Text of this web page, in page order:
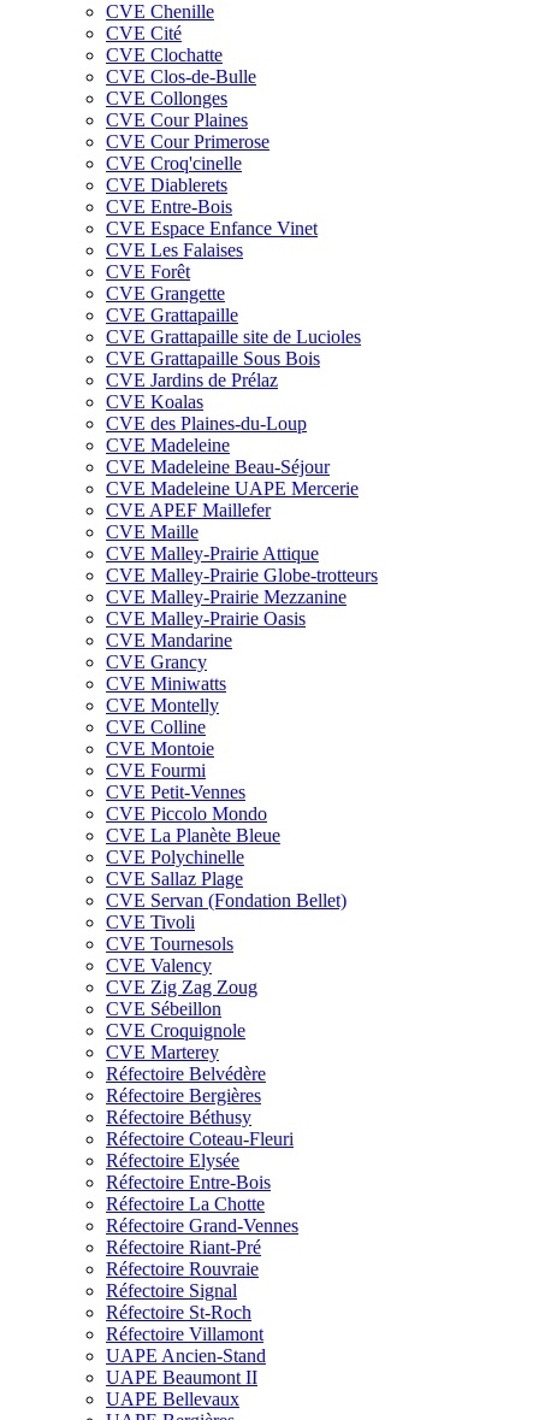
CVE Chenille
CVE Cité
CVE Clochatte
CVE Clos-de-Bulle
CVE Collonges
CVE Cour Plaines
CVE Cour Primerose
CVE Croq'cinelle
CVE Diablerets
CVE Entre-Bois
CVE Espace Enfance Vinet
CVE Les Falaises
CVE Forêt
CVE Grangette
CVE Grattapaille
CVE Grattapaille site de Lucioles
CVE Grattapaille Sous Bois
CVE Jardins de Prélaz
CVE Koalas
CVE des Plaines-du-Loup
CVE Madeleine
CVE Madeleine Beau-Séjour
CVE Madeleine UAPE Mercerie
CVE APEF Maillefer
CVE Maille
CVE Malley-Prairie Attique
CVE Malley-Prairie Globe-trotteurs
CVE Malley-Prairie Mezzanine
CVE Malley-Prairie Oasis
CVE Mandarine
CVE Grancy
CVE Miniwatts
CVE Montelly
CVE Colline
CVE Montoie
CVE Fourmi
CVE Petit-Vennes
CVE Piccolo Mondo
CVE La Planète Bleue
CVE Polychinelle
CVE Sallaz Plage
CVE Servan (Fondation Bellet)
CVE Tivoli
CVE Tournesols
CVE Valency
CVE Zig Zag Zoug
CVE Sébeillon
CVE Croquignole
CVE Marterey
Réfectoire Belvédère
Réfectoire Bergières
Réfectoire Béthusy
Réfectoire Coteau-Fleuri
Réfectoire Elysée
Réfectoire Entre-Bois
Réfectoire La Chotte
Réfectoire Grand-Vennes
Réfectoire Riant-Pré
Réfectoire Rouvraie
Réfectoire Signal
Réfectoire St-Roch
Réfectoire Villamont
UAPE Ancien-Stand
UAPE Beaumont II
UAPE Bellevaux